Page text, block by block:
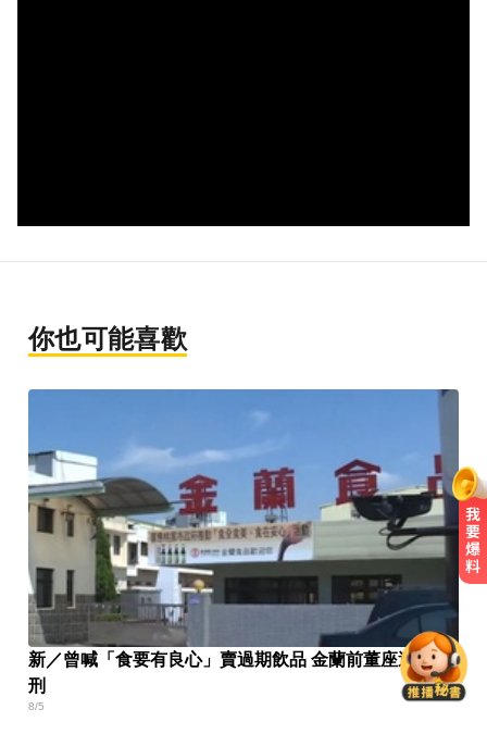
你也可能喜歡
新／曾喊「食要有良心」賣過期飲品 金蘭前董座遭求重
刑
8/5
環法女子自行車賽爆「胸罩作
弊」！官方急出手
白海豚逼近放颱風假？蔣萬安說話